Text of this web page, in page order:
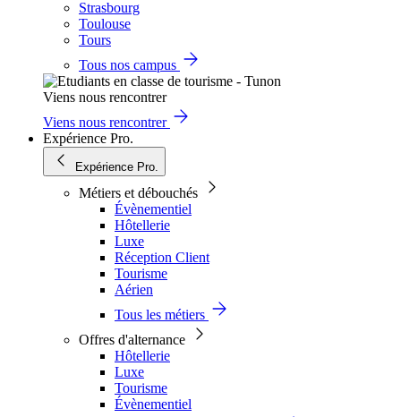
Strasbourg
Toulouse
Tours
Tous nos campus
Viens nous rencontrer
Viens nous rencontrer
Expérience Pro.
Expérience Pro.
Métiers et débouchés
Évènementiel
Hôtellerie
Luxe
Réception Client
Tourisme
Aérien
Tous les métiers
Offres d'alternance
Hôtellerie
Luxe
Tourisme
Évènementiel